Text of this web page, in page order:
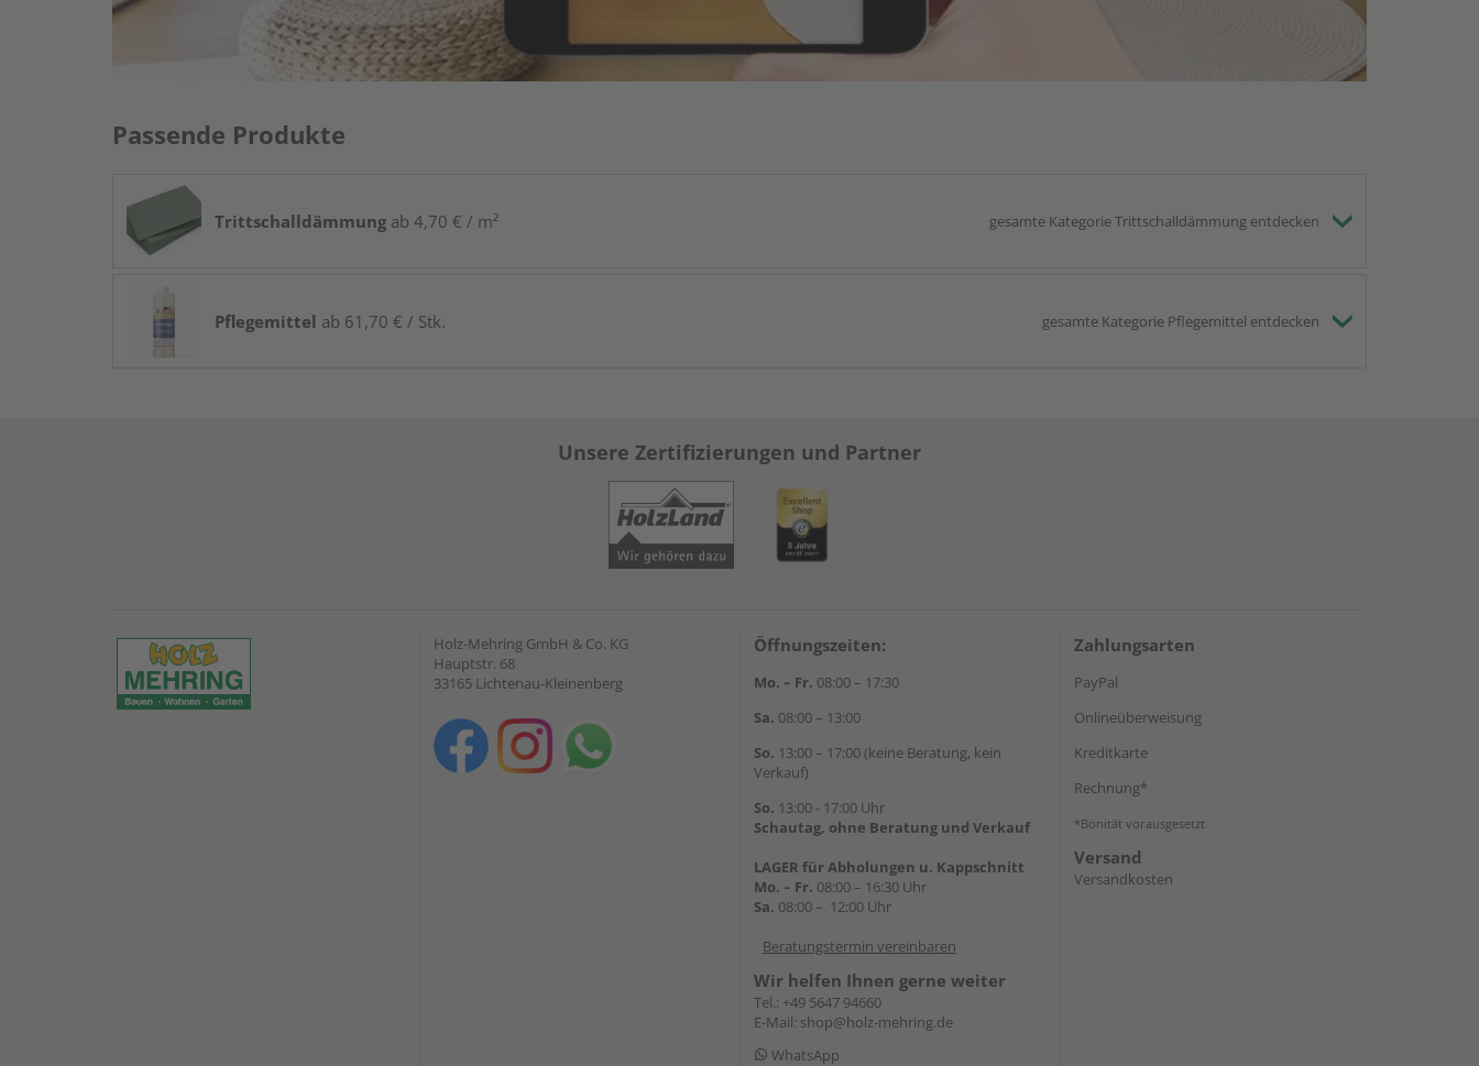
Passende Produkte
Trittschalldämmung ab 4,70 € / m² gesamte Kategorie Trittschalldämmung entdecken
Pflegemittel ab 61,70 € / Stk. gesamte Kategorie Pflegemittel entdecken
Unsere Zertifizierungen und Partner
Holz-Mehring GmbH & Co. KG
Hauptstr. 68
33165 Lichtenau-Kleinenberg
Öffnungszeiten:
Mo. – Fr. 08:00 – 17:30
Sa. 08:00 – 13:00
So. 13:00 – 17:00 (keine Beratung, kein
Verkauf)
So. 13:00 - 17:00 Uhr
Schautag, ohne Beratung und Verkauf
LAGER für Abholungen u. Kappschnitt
Mo. – Fr. 08:00 – 16:30 Uhr
Sa. 08:00 – 12:00 Uhr
Beratungstermin vereinbaren
Wir helfen Ihnen gerne weiter
Tel.: +49 5647 94660
E-Mail: shop@holz-mehring.de
WhatsApp
Zahlungsarten
PayPal
Onlineüberweisung
Kreditkarte
Rechnung*
*Bonität vorausgesetzt
Versand
Versandkosten